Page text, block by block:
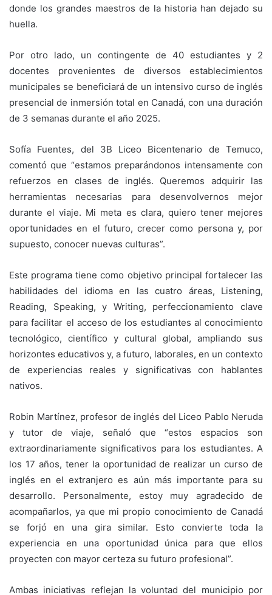
donde los grandes maestros de la historia han dejado su
huella.
Por otro lado, un contingente de 40 estudiantes y 2
docentes provenientes de diversos establecimientos
municipales se beneficiará de un intensivo curso de inglés
presencial de inmersión total en Canadá, con una duración
de 3 semanas durante el año 2025.
Sofía Fuentes, del 3B Liceo Bicentenario de Temuco,
comentó que “estamos preparándonos intensamente con
refuerzos en clases de inglés. Queremos adquirir las
herramientas necesarias para desenvolvernos mejor
durante el viaje. Mi meta es clara, quiero tener mejores
oportunidades en el futuro, crecer como persona y, por
supuesto, conocer nuevas culturas”.
Este programa tiene como objetivo principal fortalecer las
habilidades del idioma en las cuatro áreas, Listening,
Reading, Speaking, y Writing, perfeccionamiento clave
para facilitar el acceso de los estudiantes al conocimiento
tecnológico, científico y cultural global, ampliando sus
horizontes educativos y, a futuro, laborales, en un contexto
de experiencias reales y significativas con hablantes
nativos.
Robin Martínez, profesor de inglés del Liceo Pablo Neruda
y tutor de viaje, señaló que “estos espacios son
extraordinariamente significativos para los estudiantes. A
los 17 años, tener la oportunidad de realizar un curso de
inglés en el extranjero es aún más importante para su
desarrollo. Personalmente, estoy muy agradecido de
acompañarlos, ya que mi propio conocimiento de Canadá
se forjó en una gira similar. Esto convierte toda la
experiencia en una oportunidad única para que ellos
proyecten con mayor certeza su futuro profesional”.
Ambas iniciativas reflejan la voluntad del municipio por